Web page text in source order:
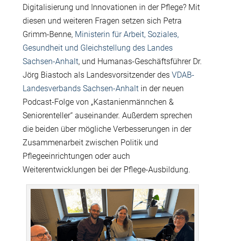
Digitalisierung und Innovationen in der Pflege? Mit
diesen und weiteren Fragen setzen sich Petra
Grimm-Benne, Ministerin für Arbeit, Soziales,
Gesundheit und Gleichstellung des Landes
Sachsen-Anhalt, und Humanas-Geschäftsführer Dr.
Jörg Biastoch als Landesvorsitzender des VDAB-
Landesverbands Sachsen-Anhaltin der neuen
Podcast-Folge von „Kastanienmännchen &
Seniorenteller“ auseinander. Außerdem sprechen
die beiden über mögliche Verbesserungen in der
Zusammenarbeit zwischen Politik und
Pflegeeinrichtungen oder auch
Weiterentwicklungen bei der Pflege-Ausbildung.